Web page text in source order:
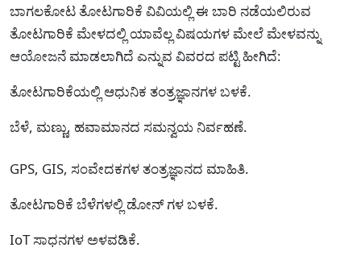
ಬಾಗಲಕೋಟ ತೋಟಗಾರಿಕೆ ವಿವಿಯಲ್ಲಿ ಈ ಬಾರಿ ನಡೆಯಲಿರುವ
ತೋಟಗಾರಿಕೆ ಮೇಳದಲ್ಲಿ ಯಾವೆಲ್ಲ ವಿಷಯಗಳ ಮೇಲೆ ಮೇಳವನ್ನು
ಆಯೋಜನೆ ಮಾಡಲಾಗಿದೆ ಎನ್ನುವ ವಿವರದ ಪಟ್ಟಿ ಹೀಗಿದೆ:
ತೋಟಗಾರಿಕೆಯಲ್ಲಿ ಆಧುನಿಕ ತಂತ್ರಜ್ಞಾನಗಳ ಬಳಕೆ.
ಬೆಳೆ, ಮಣ್ಣು, ಹವಾಮಾನದ ಸಮನ್ವಯ ನಿರ್ವಹಣೆ.
GPS, GIS, ಸಂವೇದಕಗಳ ತಂತ್ರಜ್ಞಾನದ ಮಾಹಿತಿ.
ತೋಟಗಾರಿಕೆ ಬೆಳೆಗಳಲ್ಲಿ ಡೋನ್ ಗಳ ಬಳಕೆ.
IoT ಸಾಧನಗಳ ಅಳವಡಿಕೆ.